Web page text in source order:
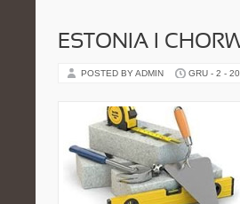
ESTONIA I
POSTED BY ADMIN GRU - 2 -